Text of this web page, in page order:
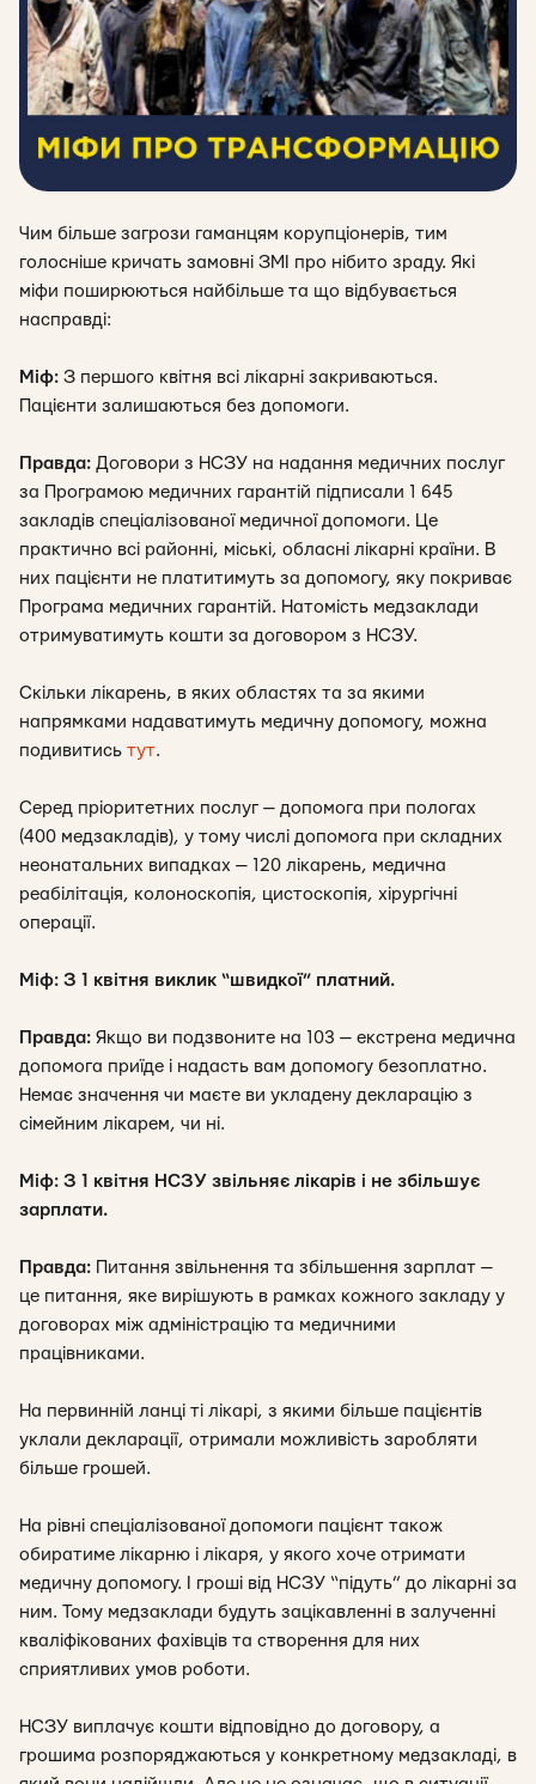
Чим більше загрози гаманцям корупціонерів, тим
голосніше кричать замовні ЗМІ про нібито зраду. Які
міфи поширюються найбільше та що відбувається
насправді:
Міф: З першого квітня всі лікарні закриваються.
Пацієнти залишаються без допомоги.
Правда: Договори з НСЗУ на надання медичних послуг
за Програмою медичних гарантій підписали 1 645
закладів спеціалізованої медичної допомоги. Це
практично всі районні, міські, обласні лікарні країни. В
них пацієнти не платитимуть за допомогу, яку покриває
Програма медичних гарантій. Натомість медзаклади
отримуватимуть кошти за договором з НСЗУ.
Скільки лікарень, в яких областях та за якими
напрямками надаватимуть медичну допомогу, можна
подивитись тут.
Серед пріоритетних послуг — допомога при пологах
(400 медзакладів), у тому числі допомога при складних
неонатальних випадках — 120 лікарень, медична
реабілітація, колоноскопія, цистоскопія, хірургічні
операції.
Міф: З 1 квітня виклик “швидкої” платний.
Правда: Якщо ви подзвоните на 103 — екстрена медична
допомога приїде і надасть вам допомогу безоплатно.
Немає значення чи маєте ви укладену декларацію з
сімейним лікарем, чи ні.
Міф: З 1 квітня НСЗУ звільняє лікарів і не збільшує
зарплати.
Правда: Питання звільнення та збільшення зарплат —
це питання, яке вирішують в рамках кожного закладу у
договорах між адміністрацію та медичними
працівниками.
На первинній ланці ті лікарі, з якими більше пацієнтів
уклали декларації, отримали можливість заробляти
більше грошей.
На рівні спеціалізованої допомоги пацієнт також
обиратиме лікарню і лікаря, у якого хоче отримати
медичну допомогу. І гроші від НСЗУ “підуть” до лікарні за
ним. Тому медзаклади будуть зацікавленні в залученні
кваліфікованих фахівців та створення для них
сприятливих умов роботи.
НСЗУ виплачує кошти відповідно до договору, а
грошима розпоряджаються у конкретному медзакладі, в